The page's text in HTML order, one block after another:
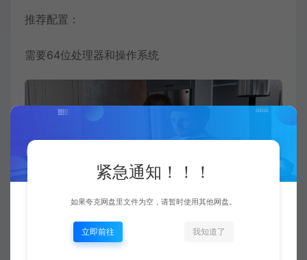
推荐配置：
需要64位处理器和操作系统
紧急通知！！！
如果夸克网盘里文件为空，请暂时使用其他网盘。
立即前往 我知道了